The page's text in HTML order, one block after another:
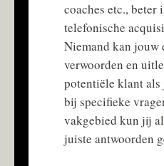
coaches etc., beter
telefonische
Niemand kan jouw
verwoorden en
potentiële klant
bij specifieke
vakgebied kun jij
juiste antwoorden